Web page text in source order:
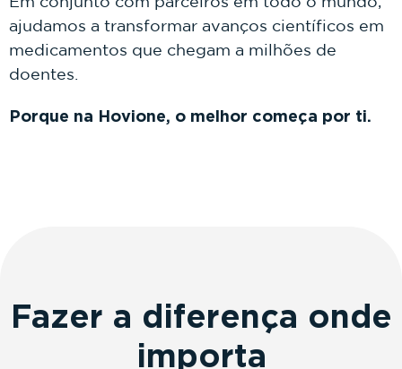
ajudamos a transformar avanços científicos em
medicamentos que chegam a milhões de
doentes.
Porque na Hovione, o melhor começa por ti.
Fazer a diferença onde
importa​